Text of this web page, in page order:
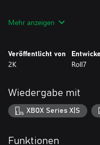
rasante, instinktive Kämpfe
trickreichen Mechanismen zu
● Beweise dein Können:
einer einzigartigen
Feld mit Online-
deines Könnens und deiner
Mehr anzeigen
Veröffentlicht von
2K Roll7
Wiedergabe mit
XBOX Series X|S
Funktionen